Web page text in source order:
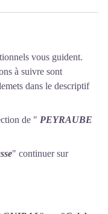
vous guident.
à suivre sont
dans le descriptif
de " PEYRAUBE
" continuer sur